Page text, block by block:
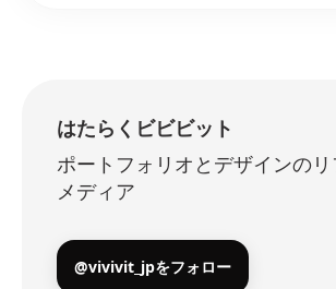
はたらくビビビット
ポートフォリオとデザインの
メディア
@vivivit_jpをフォロー